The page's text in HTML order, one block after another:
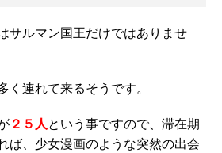
サルマン国王だけではありませ
く連れて来るそうです。
２５人という事ですので、滞在期
ば、少女漫画のような突然の出会